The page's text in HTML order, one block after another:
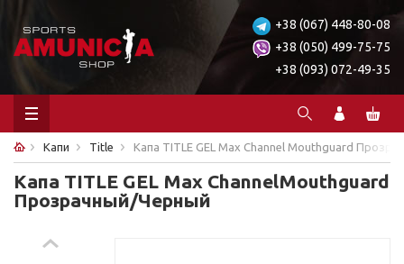
+38 (067) 448-80-08
+38 (050) 499-75-75
+38 (093) 072-49-35
Капи Title Капа TITLE GEL Max Channel Mouthguard
Капа TITLE GEL Max ChannelMouthguard
Прозрачный/Черный